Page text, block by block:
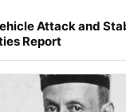
Attack and
Report